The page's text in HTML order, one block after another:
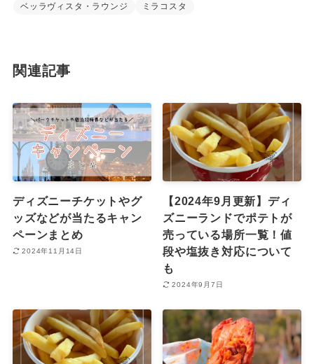
ベッラヴィスタ・ラウンジ
ミラコスタ
関連記事
ディズニーチケットやグ
ッズなどが当たるキャン
ペーンまとめ
2024年11月14日
【2024年9月更新】ディ
ズニーランドでポテトが
売っている場所一覧！値
段や塩抜き対応について
も
2024年9月7日